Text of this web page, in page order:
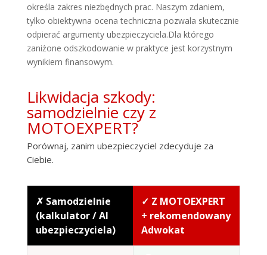
określa zakres niezbędnych prac. Naszym zdaniem,
tylko obiektywna ocena techniczna pozwala skutecznie
odpierać argumenty ubezpieczyciela.Dla którego
zaniżone odszkodowanie w praktyce jest korzystnym
wynikiem finansowym.
Likwidacja szkody:
samodzielnie czy z
MOTOEXPERT?
Porównaj, zanim ubezpieczyciel zdecyduje za
Ciebie.
✗ Samodzielnie
(kalkulator / AI
ubezpieczyciela)
✓ Z MOTOEXPERT
+ rekomendowany
Adwokat